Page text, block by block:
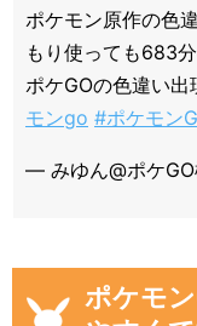
ポケモン原作の色
もり使っても683
ポケGOの色違い
モンgo #ポケモン
— みゆん@ポケ
ポケモ